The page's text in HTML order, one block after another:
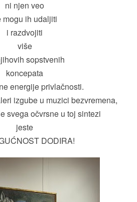
ni njen veo
mogu ih udaljiti
i razdvojiti
više
sopstvenih
koncepata
energije privlačnosti.
izgube u muzici bezvremena,
svega očvrsne u toj sintezi
jeste
DODIRA!